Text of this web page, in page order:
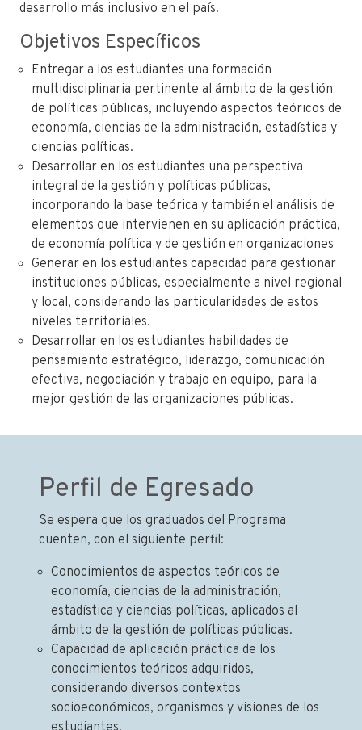
desarrollo más inclusivo en el país.
Objetivos Específicos
Entregar a los estudiantes una formación
multidisciplinaria pertinente al ámbito de la gestión
de políticas públicas, incluyendo aspectos teóricos de
economía, ciencias de la administración, estadística y
ciencias políticas.
Desarrollar en los estudiantes una perspectiva
integral de la gestión y políticas públicas,
incorporando la base teórica y también el análisis de
elementos que intervienen en su aplicación práctica,
de economía política y de gestión en organizaciones
Generar en los estudiantes capacidad para gestionar
instituciones públicas, especialmente a nivel regional
y local, considerando las particularidades de estos
niveles territoriales.
Desarrollar en los estudiantes habilidades de
pensamiento estratégico, liderazgo, comunicación
efectiva, negociación y trabajo en equipo, para la
mejor gestión de las organizaciones públicas.
Perfil de Egresado
Se espera que los graduados del Programa
cuenten, con el siguiente perfil:
Conocimientos de aspectos teóricos de
economía, ciencias de la administración,
estadística y ciencias políticas, aplicados al
ámbito de la gestión de políticas públicas.
Capacidad de aplicación práctica de los
conocimientos teóricos adquiridos,
considerando diversos contextos
socioeconómicos, organismos y visiones de los